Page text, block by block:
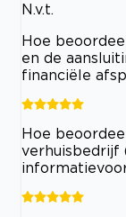
N.v.t.
Hoe
en de
financiële
Hoe
verhuisbedrijf